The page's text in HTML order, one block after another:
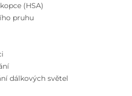
(HSA)
pruhu
dálkových světel